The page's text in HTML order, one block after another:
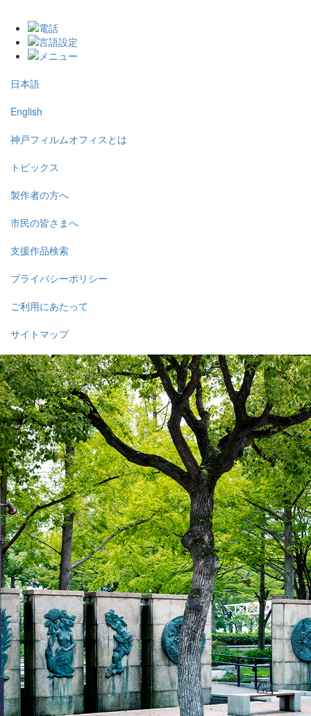
日本語
English
神戸フィルムオフィスとは
トピックス
製作者の方へ
市民の皆さまへ
支援作品検索
プライバシーポリシー
ご利用にあたって
サイトマップ